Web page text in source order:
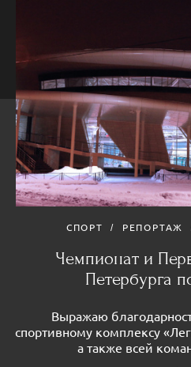
СПОРТ РЕПОРТАЖ
Чемпионат и
Петербурга
Выражаю
спортивному комплексу
а также всей